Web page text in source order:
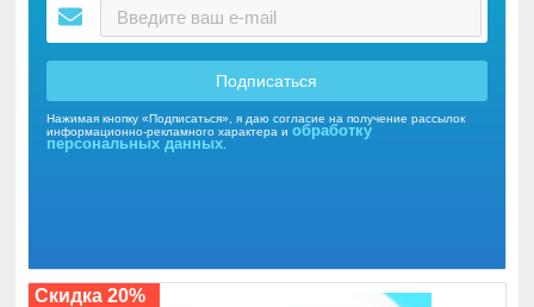
Подписаться
Нажимая кнопку «Подписаться», я даю согласие на получение рассылок
информационно-рекламного характера иобработку
персональных данных
Скидка 20%